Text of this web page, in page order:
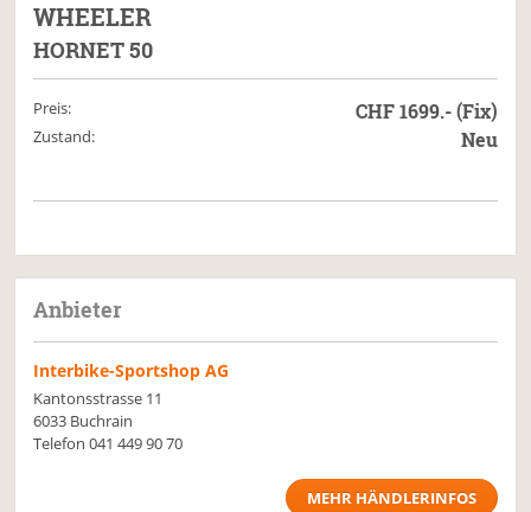
WHEELER
HORNET 50
Preis: CHF 1699.- (Fix)
Zustand: Neu
Anbieter
Interbike-Sportshop AG
Kantonsstrasse 11
6033 Buchrain
Telefon041 449 90 70
MEHR HÄNDLERINFOS